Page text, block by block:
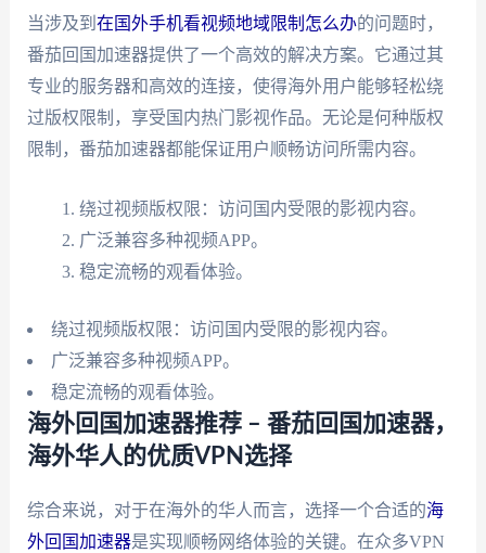
当涉及到 在国外手机看视频地域限制怎么办的问题时，
番茄回国加速器提供了一个高效的解决方案。它通过其
专业的服务器和高效的连接，使得海外用户能够轻松绕
过版权限制，享受国内热门影视作品。无论是何种版权
限制，番茄加速器都能保证用户顺畅访问所需内容。
绕过视频版权限：访问国内受限的影视内容。
广泛兼容多种视频APP。
稳定流畅的观看体验。
绕过视频版权限：访问国内受限的影视内容。
广泛兼容多种视频APP。
稳定流畅的观看体验。
海外回国加速器推荐 – 番茄回国加速器，
海外华人的优质VPN选择
综合来说，对于在海外的华人而言，选择一个合适的海
外回国加速器是实现顺畅网络体验的关键。在众多VPN